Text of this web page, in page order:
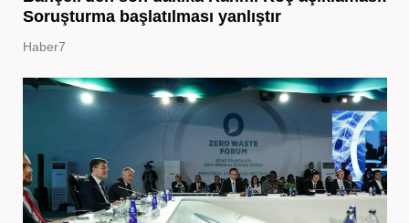
Soruşturma başlatılması yanlıştır
Haber7